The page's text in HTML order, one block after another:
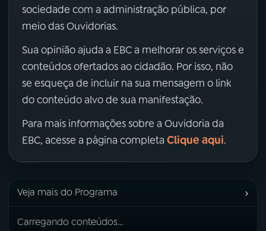
sociedade com a administração pública, por
meio das Ouvidorias.
Sua opinião ajuda a EBC a melhorar os serviços e
conteúdos ofertados ao cidadão. Por isso, não
se esqueça de incluir na sua mensagem o link
do conteúdo alvo de sua manifestação.
Para mais informações sobre a Ouvidoria da
EBC, acesse a página completa Clique aqui.
Veja mais do Programa ›
Carregando conteúdos...